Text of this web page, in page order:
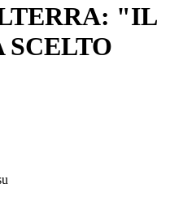
"IL
SCELTO